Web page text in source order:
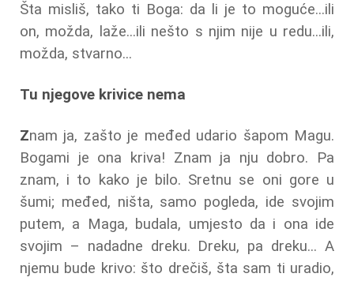
Šta misliš, tako ti Boga: da li je to moguće...ili
on, možda, laže...ili nešto s njim nije u redu...ili,
možda, stvarno...
Tu njegove krivice nema
Znam ja, zašto je međed udario šapom Magu.
Bogami je ona kriva! Znam ja nju dobro. Pa
znam, i to kako je bilo. Sretnu se oni gore u
šumi; međed, ništa, samo pogleda, ide svojim
putem, a Maga, budala, umjesto da i ona ide
svojim – nadadne dreku. Dreku, pa dreku... A
njemu bude krivo: što drečiš, šta sam ti uradio,